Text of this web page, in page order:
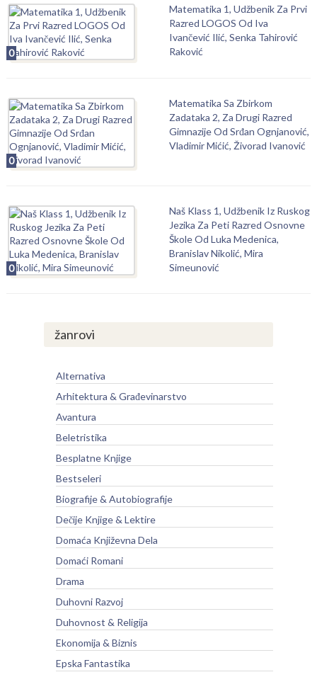
0
Matematika 1, Udžbenik Za Prvi
Razred LOGOS Od Iva
Ivančević Ilić, Senka Tahirović
Raković
0
Matematika Sa Zbirkom
Zadataka 2, Za Drugi Razred
Gimnazije Od Srđan Ognjanović,
Vladimir Mićić, Živorad Ivanović
0
Naš Klass 1, Udžbenik Iz Ruskog
Jezika Za Peti Razred Osnovne
Škole Od Luka Medenica,
Branislav Nikolić, Mira
Simeunović
žanrovi
Alternativa
Arhitektura & Građevinarstvo
Avantura
Beletristika
Besplatne Knjige
Bestseleri
Biografije & Autobiografije
Dečije Knjige & Lektire
Domaća Književna Dela
Domaći Romani
Drama
Duhovni Razvoj
Duhovnost & Religija
Ekonomija & Biznis
Epska Fantastika